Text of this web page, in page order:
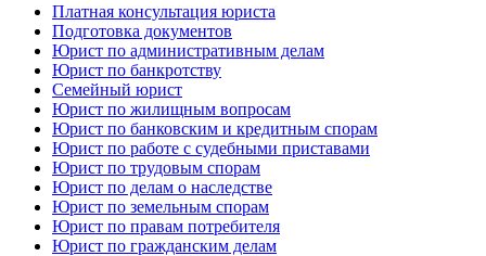
Платная консультация юриста
Подготовка документов
Юрист по административным делам
Юрист по банкротству
Семейный юрист
Юрист по жилищным вопросам
Юрист по банковским и кредитным спорам
Юрист по работе с судебными приставами
Юрист по трудовым спорам
Юрист по делам о наследстве
Юрист по земельным спорам
Юрист по правам потребителя
Юрист по гражданским делам